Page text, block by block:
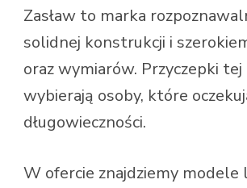
Zasław to marka
solidnej konstrukcji i
oraz wymiarów. Przyczepki
wybierają osoby, które
długowieczności.
W ofercie znajdziemy modele